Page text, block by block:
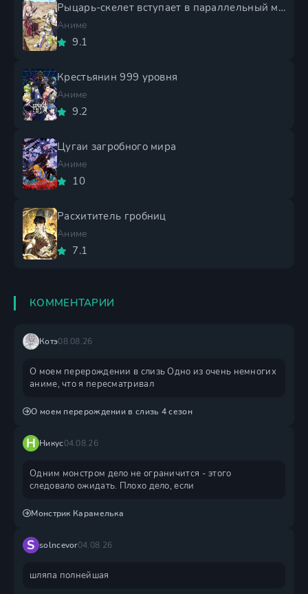
Рыцарь-скелет вступает в параллельный мир 2 сезон
Аниме
9.1
Крестьянин 999 уровня
Аниме
9.2
Цугаи загробного мира
Аниме
10
Расхититель гробниц
Аниме
7.1
КОММЕНТАРИИ
Котэ08.08.26
О моем перерождении в слизь Одно из очень немногих
аниме, что я пересматривал
О моем перерождении в слизь 4 сезон
Н Никус04.08.26
Одним монстром дело не ограничится - этого
следовало ожидать. Плохо дело, если
Монстрик Карамелька
S solncevor04.08.26
шляпа полнейшая